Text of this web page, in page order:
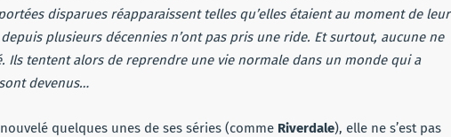
disparues réapparaissent telles qu’elles étaient au moment de leur
plusieurs décennies n’ont pas pris une ride. Et surtout, aucune ne
Ils tentent alors de reprendre une vie normale dans un monde qui a
devenus…
quelques unes de ses séries (comme Riverdale), elle ne s’est pas